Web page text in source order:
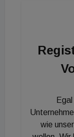
Bedeutung
Konferenz
und
Gebäuden
Bedeutung,
wie